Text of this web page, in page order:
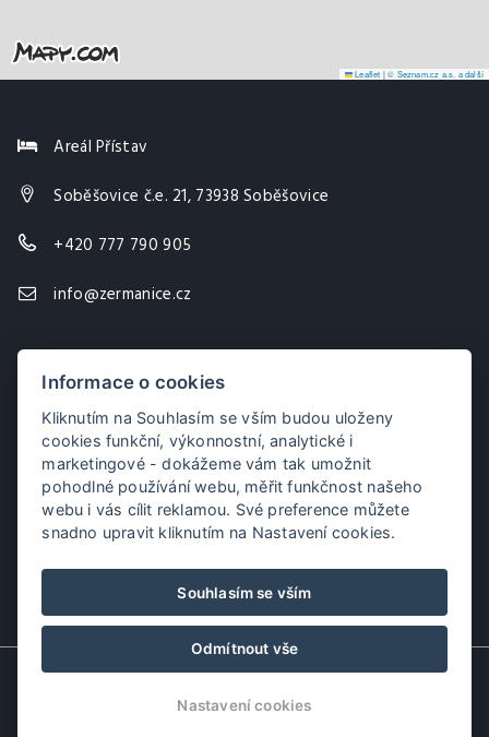
Leaflet | © Seznam.cz a.s. a další
Areál Přístav
Soběšovice č.e. 21, 73938 Soběšovice
+420 777 790 905
info@zermanice.cz
Informace o cookies
Kliknutím na Souhlasím se vším budou uloženy
cookies funkční, výkonnostní, analytické i
marketingové - dokážeme vám tak umožnit
pohodlné používání webu, měřit funkčnost našeho
webu i vás cílit reklamou. Své preference můžete
snadno upravit kliknutím na Nastavení cookies.
Souhlasím se vším
Odmítnout vše
Nastavení cookies